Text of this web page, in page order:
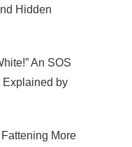
Hidden
An SOS
Explained by
More